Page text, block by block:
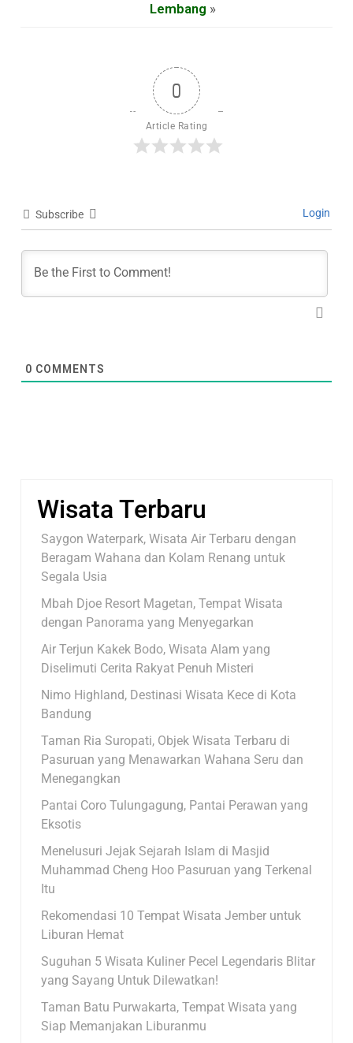
Lembang »
0
Article Rating
Subscribe Login
0 COMMENTS
Wisata Terbaru
Saygon Waterpark, Wisata Air Terbaru dengan
Beragam Wahana dan Kolam Renang untuk
Segala Usia
Mbah Djoe Resort Magetan, Tempat Wisata
dengan Panorama yang Menyegarkan
Air Terjun Kakek Bodo, Wisata Alam yang
Diselimuti Cerita Rakyat Penuh Misteri
Nimo Highland, Destinasi Wisata Kece di Kota
Bandung
Taman Ria Suropati, Objek Wisata Terbaru di
Pasuruan yang Menawarkan Wahana Seru dan
Menegangkan
Pantai Coro Tulungagung, Pantai Perawan yang
Eksotis
Menelusuri Jejak Sejarah Islam di Masjid
Muhammad Cheng Hoo Pasuruan yang Terkenal
Itu
Rekomendasi 10 Tempat Wisata Jember untuk
Liburan Hemat
Suguhan 5 Wisata Kuliner Pecel Legendaris Blitar
yang Sayang Untuk Dilewatkan!
Taman Batu Purwakarta, Tempat Wisata yang
Siap Memanjakan Liburanmu